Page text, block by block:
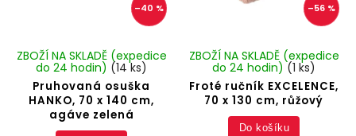
–40 %
Pruhovaná osuška
HANKO, 70 x 140 cm,
agáve zelená
ZBOŽÍ NA SKLADĚ (expedice
do 24 hodin) (14 ks)
–56 %
Froté ručník EXCELENCE,
70 x 130 cm, růžový
ZBOŽÍ NA SKLADĚ (expedice
do 24 hodin)(1 ks)
Do košíku